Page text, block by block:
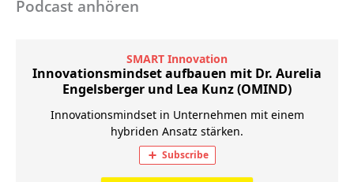
Podcast anhören